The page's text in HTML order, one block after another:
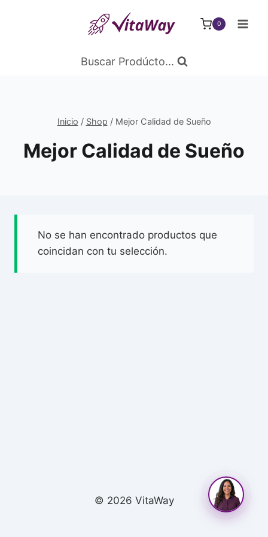
0
Buscar Prodúcto...
Inicio / Shop / Mejor Calidad de Sueño
Mejor Calidad de Sueño
No se han encontrado productos que
coincidan con tu selección.
© 2026 VitaWay